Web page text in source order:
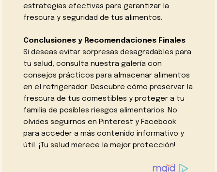
estrategias efectivas para garantizar la
frescura y seguridad de tus alimentos.
Conclusiones y Recomendaciones Finales
Si deseas evitar sorpresas desagradables para
tu salud, consulta nuestra galería con
consejos prácticos para almacenar alimentos
en el refrigerador. Descubre cómo preservar la
frescura de tus comestibles y proteger a tu
familia de posibles riesgos alimentarios. No
olvides seguirnos en Pinterest y Facebook
para acceder a más contenido informativo y
útil. ¡Tu salud merece la mejor protección!